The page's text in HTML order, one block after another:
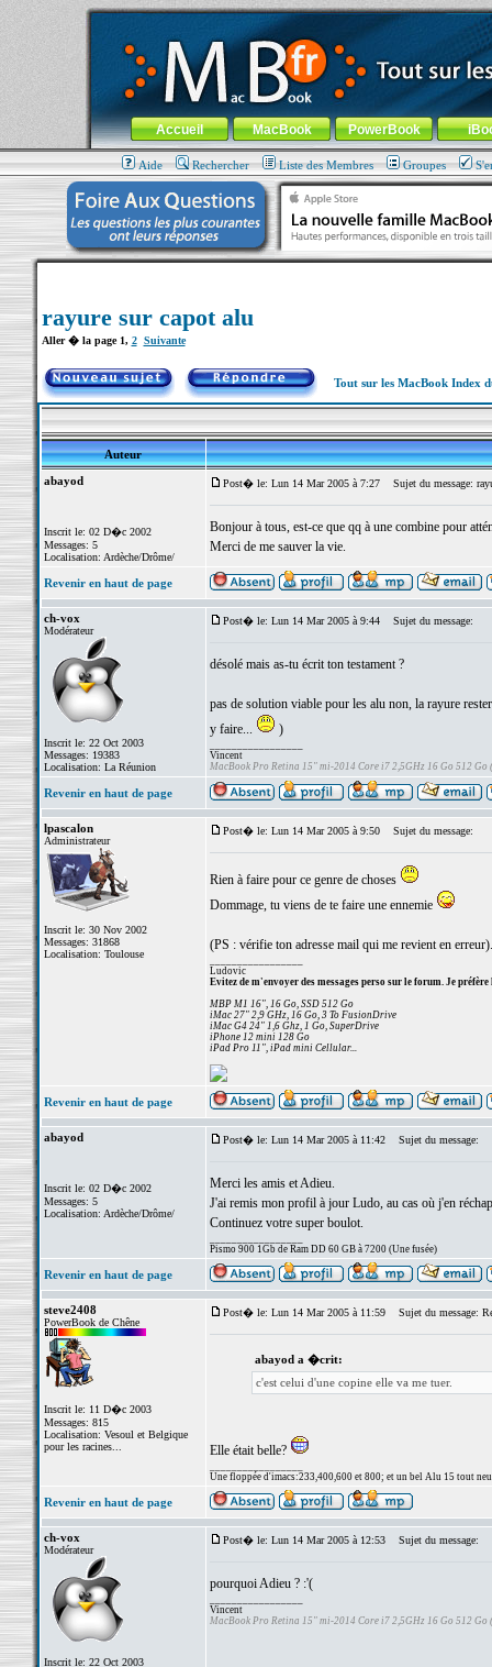
MacBook-fr.com : 100% Apple... 100% nomade !
Aller au contenu-Aller au menu général-Aller au menu de
Menu général
Accueil MacBook PowerBook
Aide Rechercher Liste des Membres Groupes
rayure sur capot alu
Aller � la page 1, 2 Suivante
Tout sur les MacBook Index
Auteur
abayod
Inscrit le: 02 D�c 2002
Messages: 5
Localisation: Ardèche/Drôme/
Post� le: Lun 14 Mar 2005 à 7:27 Sujet du message:
Bonjour à tous, est-ce que qq à une combine pour
Merci de me sauver la vie.
Revenir en haut de page
ch-vox
Modérateur
Inscrit le: 22 Oct 2003
Messages: 19383
Localisation: La Réunion
Post� le: Lun 14 Mar 2005 à 9:44 Sujet du message:
désolé mais as-tu écrit ton testament ?
pas de solution viable pour les alu non, la rayure
y faire...
)
Vincent
MacBook Pro Retina 15" mi-2014 Core i7 2,5GHz 16 Go 512 Go
Revenir en haut de page
lpascalon
Administrateur
Inscrit le: 30 Nov 2002
Messages: 31868
Localisation: Toulouse
Post� le: Lun 14 Mar 2005 à 9:50 Sujet du message:
Rien à faire pour ce genre de choses
Dommage, tu viens de te faire une ennemie
(PS : vérifie ton adresse mail qui me revient en erreur).
Ludovic
Evitez de m'envoyer des messages perso sur le forum. Je préfère
MBP M1 16", 16 Go, SSD 512 Go
iMac 27" 2,9 GHz, 16 Go, 3 To FusionDrive
iMac G4 24" 1,6 Ghz, 1 Go, SuperDrive
iPhone 12 mini 128 Go
iPad Pro 11", iPad mini Cellular...
Revenir en haut de page
abayod
Inscrit le: 02 D�c 2002
Messages: 5
Localisation: Ardèche/Drôme/
Post� le: Lun 14 Mar 2005 à 11:42 Sujet du message:
Merci les amis et Adieu.
J'ai remis mon profil à jour Ludo, au cas où j'en
Continuez votre super boulot.
Pismo 900 1Gb de Ram DD 60 GB à 7200 (Une fusée)
Revenir en haut de page
steve2408
PowerBook de Chêne
Inscrit le: 11 D�c 2003
Messages: 815
Localisation: Vesoul et Belgique
pour les racines...
Post� le: Lun 14 Mar 2005 à 11:59 Sujet du message:
abayod a �crit:
c'est celui d'une copine elle va me tuer.
Elle était belle?
Une floppée d'imacs:233,400,600 et 800; et un bel Alu 15 tout
Revenir en haut de page
ch-vox
Modérateur
Inscrit le: 22 Oct 2003
Post� le: Lun 14 Mar 2005 à 12:53 Sujet du message:
pourquoi Adieu ? :'(
Vincent
MacBook Pro Retina 15" mi-2014 Core i7 2,5GHz 16 Go 512 Go